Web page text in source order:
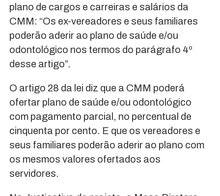
plano de cargos e carreiras e salários da
CMM: “Os ex-vereadores e seus familiares
poderão aderir ao plano de saúde e/ou
odontológico nos termos do parágrafo 4º
desse artigo”.
O artigo 28 da lei diz que a CMM poderá
ofertar plano de saúde e/ou odontológico
com pagamento parcial, no percentual de
cinquenta por cento. E que os vereadores e
seus familiares poderão aderir ao plano com
os mesmos valores ofertados aos
servidores.